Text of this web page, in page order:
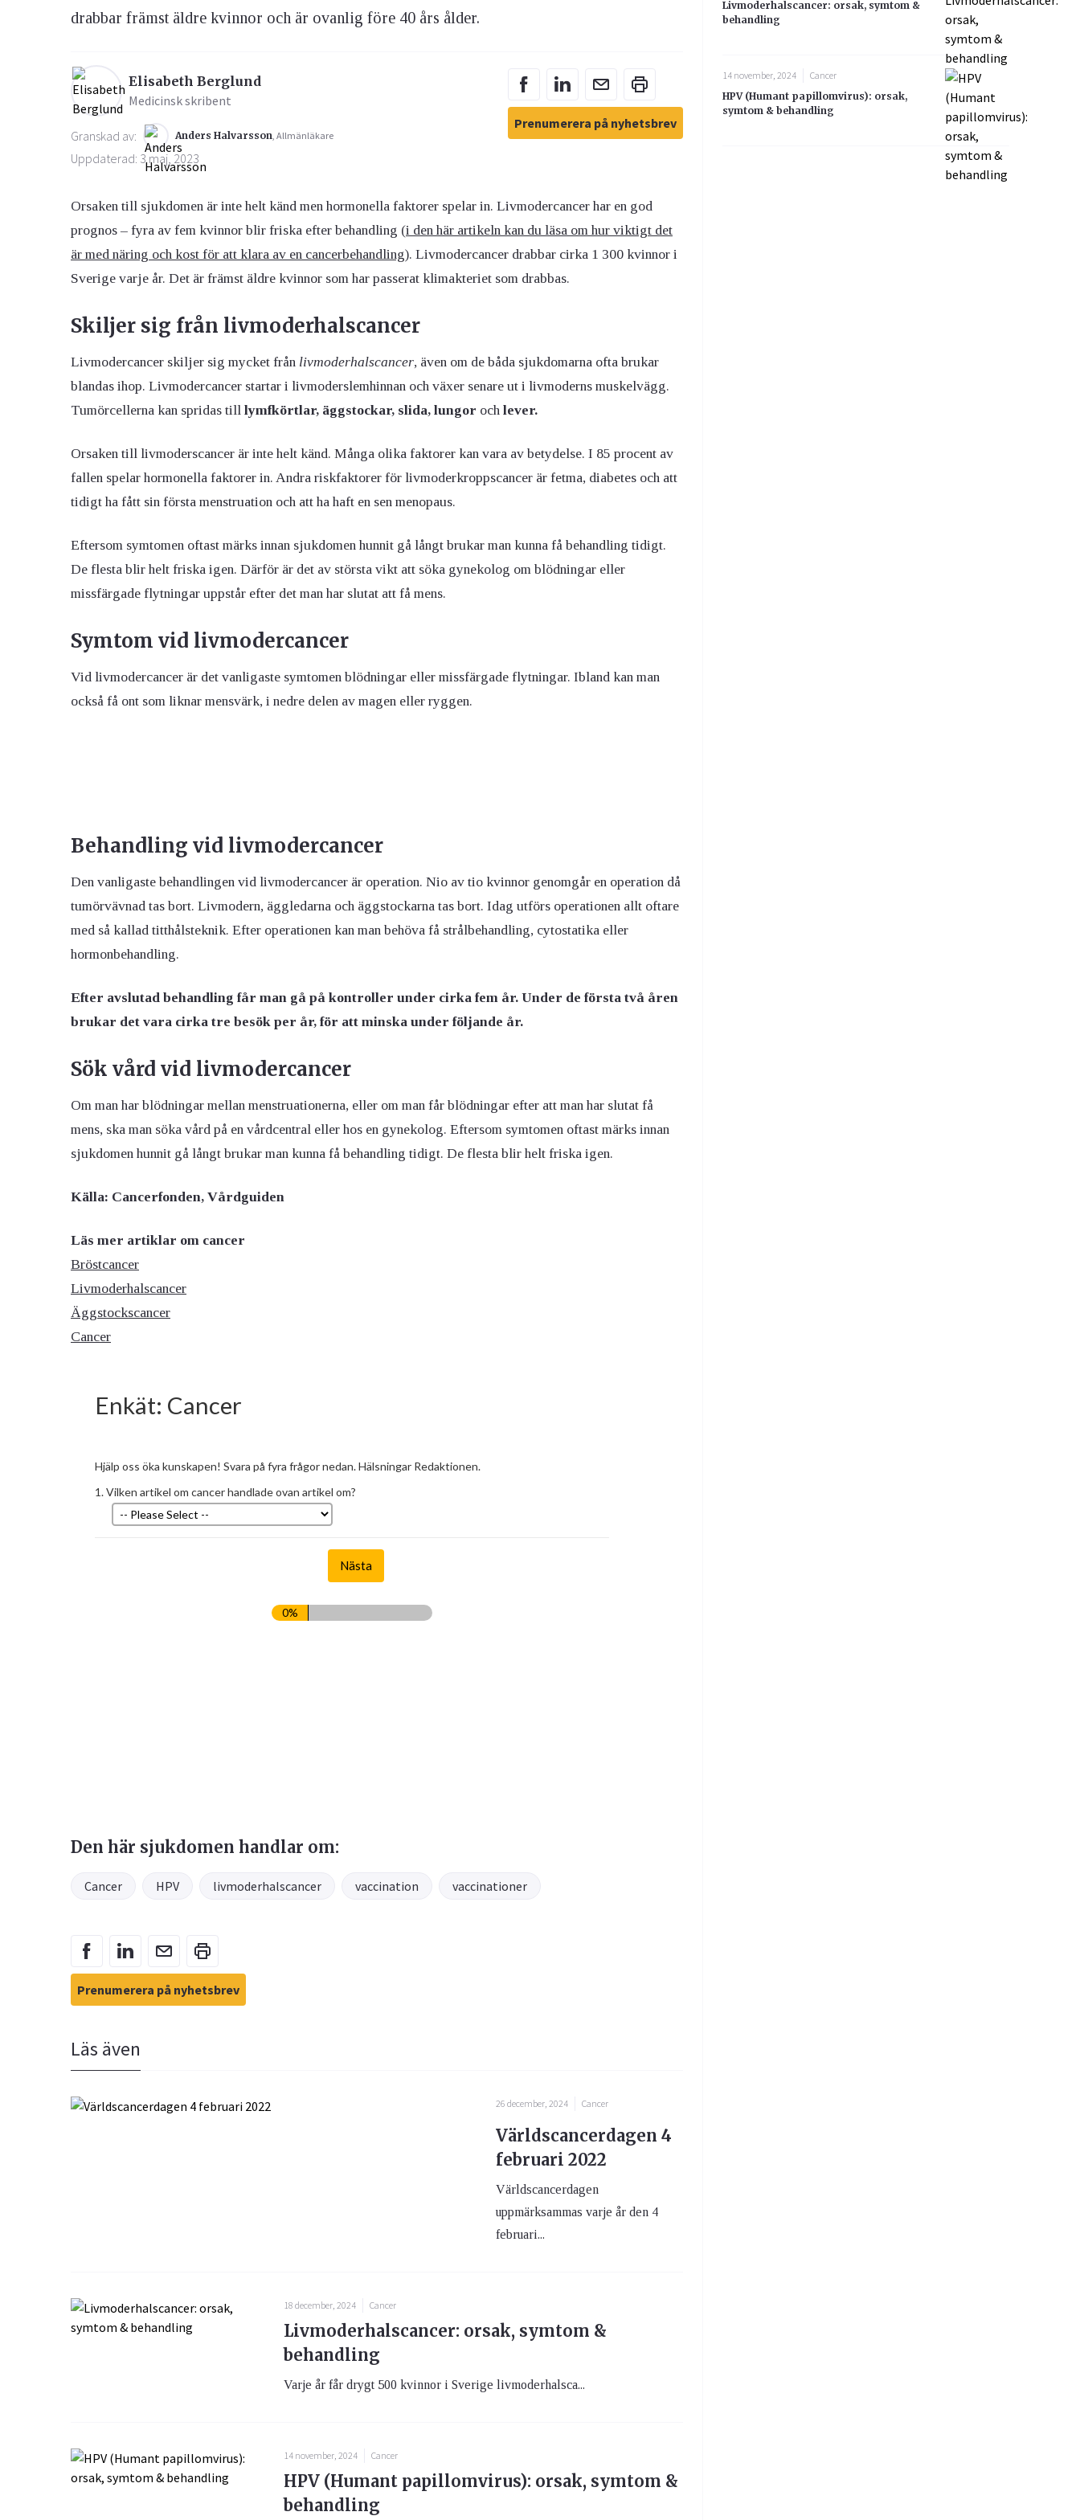
Övervikt
drabbar främst äldre kvinnor och är ovanlig före 40 års ålder.
Elisabeth Berglund
Medicinsk skribent
Granskad av: Anders Halvarsson, Allmänläkare
Uppdaterad: 3 maj, 2023
Prenumerera på nyhetsbrev
Orsaken till sjukdomen är inte helt känd men hormonella faktorer spelar in. Livmodercancer har en god
prognos – fyra av fem kvinnor blir friska efter behandling (i den här artikeln kan du läsa om hur viktigt det
är med näring och kost för att klara av en cancerbehandling). Livmodercancer drabbar cirka 1 300 kvinnor i
Sverige varje år. Det är främst äldre kvinnor som har passerat klimakteriet som drabbas.
Skiljer sig från livmoderhalscancer
Livmodercancer skiljer sig mycket från livmoderhalscancer, även om de båda sjukdomarna ofta brukar
blandas ihop. Livmodercancer startar i livmoderslemhinnan och växer senare ut i livmoderns muskelvägg.
Tumörcellerna kan spridas till lymfkörtlar, äggstockar, slida, lungor och lever.
Orsaken till livmoderscancer är inte helt känd. Många olika faktorer kan vara av betydelse. I 85 procent av
fallen spelar hormonella faktorer in. Andra riskfaktorer för livmoderkroppscancer är fetma, diabetes och att
tidigt ha fått sin första menstruation och att ha haft en sen menopaus.
Eftersom symtomen oftast märks innan sjukdomen hunnit gå långt brukar man kunna få behandling tidigt.
De flesta blir helt friska igen. Därför är det av största vikt att söka gynekolog om blödningar eller
missfärgade flytningar uppstår efter det man har slutat att få mens.
Symtom vid livmodercancer
Vid livmodercancer är det vanligaste symtomen blödningar eller missfärgade flytningar. Ibland kan man
också få ont som liknar mensvärk, i nedre delen av magen eller ryggen.
Behandling vid livmodercancer
Den vanligaste behandlingen vid livmodercancer är operation. Nio av tio kvinnor genomgår en operation då
tumörvävnad tas bort. Livmodern, äggledarna och äggstockarna tas bort. Idag utförs operationen allt oftare
med så kallad titthålsteknik. Efter operationen kan man behöva få strålbehandling, cytostatika eller
hormonbehandling.
Efter avslutad behandling får man gå på kontroller under cirka fem år. Under de första två åren
brukar det vara cirka tre besök per år, för att minska under följande år.
Sök vård vid livmodercancer
Om man har blödningar mellan menstruationerna, eller om man får blödningar efter att man har slutat få
mens, ska man söka vård på en vårdcentral eller hos en gynekolog. Eftersom symtomen oftast märks innan
sjukdomen hunnit gå långt brukar man kunna få behandling tidigt. De flesta blir helt friska igen.
Källa: Cancerfonden, Vårdguiden
Läs mer artiklar om cancer
Bröstcancer
Livmoderhalscancer
Äggstockscancer
Cancer
Den här sjukdomen handlar om:
Cancer HPV livmoderhalscancer vaccination vaccinationer
Prenumerera på nyhetsbrev
Läs även
26 december, 2024 Cancer
Världscancerdagen 4
februari 2022
Världscancerdagen
uppmärksammas varje år den 4
februari...
18 december, 2024 Cancer
Livmoderhalscancer: orsak, symtom &
behandling
Varje år får drygt 500 kvinnor i Sverige livmoderhalsca...
14 november, 2024 Cancer
HPV (Humant papillomvirus): orsak, symtom &
behandling
Livmoderhalscancer: orsak, symtom &
behandling
14 november, 2024
Cancer
HPV (Humant papillomvirus): orsak,
symtom & behandling